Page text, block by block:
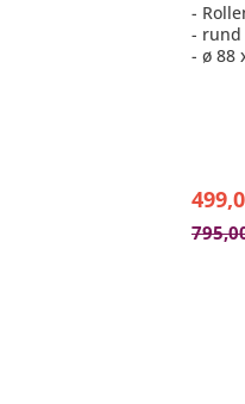
-
- rund
- ø 88